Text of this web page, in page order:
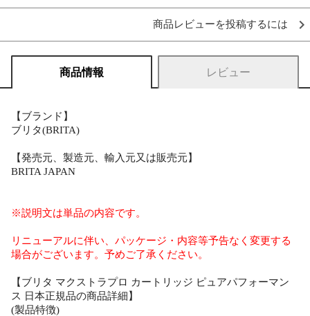
商品レビューを投稿するには
商品情報 レビュー
【ブランド】
ブリタ(BRITA)
【発売元、製造元、輸入元又は販売元】
BRITA JAPAN
※説明文は単品の内容です。
リニューアルに伴い、パッケージ・内容等予告なく変更する
場合がございます。予めご了承ください。
【ブリタ マクストラプロ カートリッジ ピュアパフォーマン
ス 日本正規品の商品詳細】
(製品特徴)